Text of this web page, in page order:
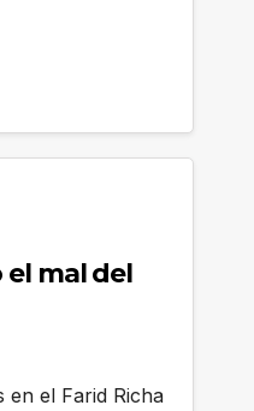
el mal del
en el Farid Richa